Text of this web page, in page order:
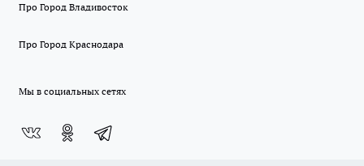
Про Город Владивосток
Про Город Краснодара
Мы в социальных сетях